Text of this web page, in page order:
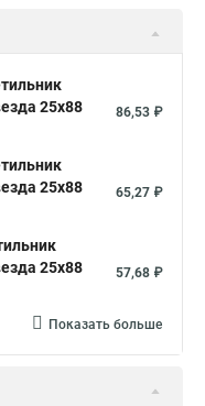
25x88
86,53 ₽
25x88
65,27 ₽
25x88
57,68 ₽
Показать больше